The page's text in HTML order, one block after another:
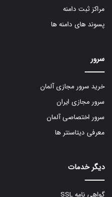
مراکز ثبت دامنه
پسوند های دامنه ها
سرور
خرید سرور مجازی آلمان
سرور مجازی ایران
سرور اختصاصی آلمان
معرفی دیتاسنتر ها
دیگر خدمات